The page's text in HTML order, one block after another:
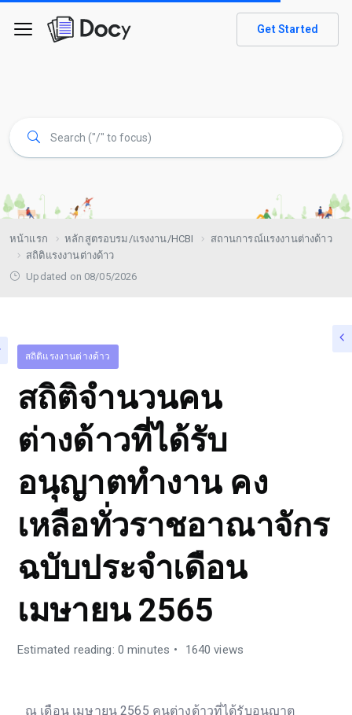
Get Started
หน้าแรก หลักสูตรอบรม/แรงงาน/HCBI
สถานการณ์เเรงงานต่างด้าว
สถิติแรงงานต่างด้าว
Updated on 08/05/2026
สถิติแรงงานต่างด้าว
สถิติจำนวนคน
ต่างด้าวที่ได้รับ
อนุญาตทำงาน คง
เหลือทั่วราชอาณาจักร
ฉบับประจำเดือน
เมษายน 2565
Estimated reading: 0 minutes 1640 views
ณ เดือน เมษายน 2565 คนต่างด้าวที่ได้รับอนุญาต